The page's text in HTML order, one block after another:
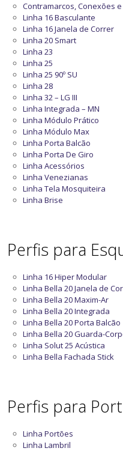
Contramarcos, Conexões
Linha 16 Basculante
Linha 16 Janela de Correr
Linha 20 Smart
Linha 23
Linha 25
Linha 25 90º SU
Linha 28
Linha 32 – LG III
Linha Integrada – MN
Linha Módulo Prático
Linha Módulo Max
Linha Porta Balcão
Linha Porta De Giro
Linha Acessórios
Linha Venezianas
Linha Tela Mosquiteira
Linha Brise
Perfis para
Linha 16 Hiper Modular
Linha Bella 20 Janela de
Linha Bella 20 Maxim-Ar
Linha Bella 20 Integrada
Linha Bella 20 Porta Balcão
Linha Bella 20 Guarda-
Linha Solut 25 Acústica
Linha Bella Fachada Stick
Perfis para
Linha Portões
Linha Lambril